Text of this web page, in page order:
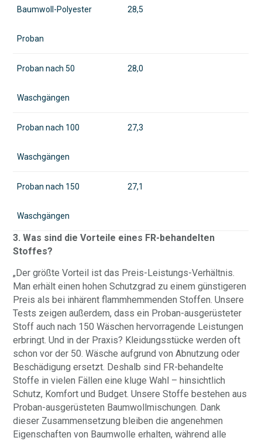
Baumwoll-Polyester
Proban
28,5
Proban nach 50
Waschgängen
28,0
Proban nach 100
Waschgängen
27,3
Proban nach 150
Waschgängen
27,1
3. Was sind die Vorteile eines FR-behandelten
Stoffes?
„Der größte Vorteil ist das Preis-Leistungs-Verhältnis.
Man erhält einen hohen Schutzgrad zu einem günstigeren
Preis als bei inhärent flammhemmenden Stoffen. Unsere
Tests zeigen außerdem, dass ein Proban-ausgerüsteter
Stoff auch nach 150 Wäschen hervorragende Leistungen
erbringt. Und in der Praxis? Kleidungsstücke werden oft
schon vor der 50. Wäsche aufgrund von Abnutzung oder
Beschädigung ersetzt. Deshalb sind FR-behandelte
Stoffe in vielen Fällen eine kluge Wahl – hinsichtlich
Schutz, Komfort und Budget. Unsere Stoffe bestehen aus
Proban-ausgerüsteten Baumwollmischungen. Dank
dieser Zusammensetzung bleiben die angenehmen
Eigenschaften von Baumwolle erhalten, während alle